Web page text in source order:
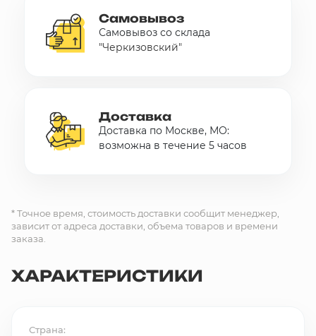
Самовывоз
Самовывоз со склада
"Черкизовский"
Доставка
Доставка по Москве, МО:
возможна в течение 5 часов
* Точное время, стоимость доставки сообщит менеджер,
зависит от адреса доставки, объема товаров и времени
заказа.
ХАРАКТЕРИСТИКИ
Страна